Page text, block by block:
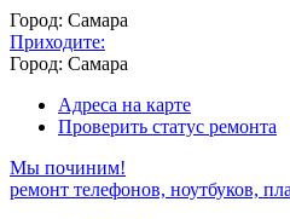
Город: Самара
Приходите:
Город: Самара
Адреса на карте
Проверить статус ремонта
Мы починим!
ремонт телефонов, ноутбуков,